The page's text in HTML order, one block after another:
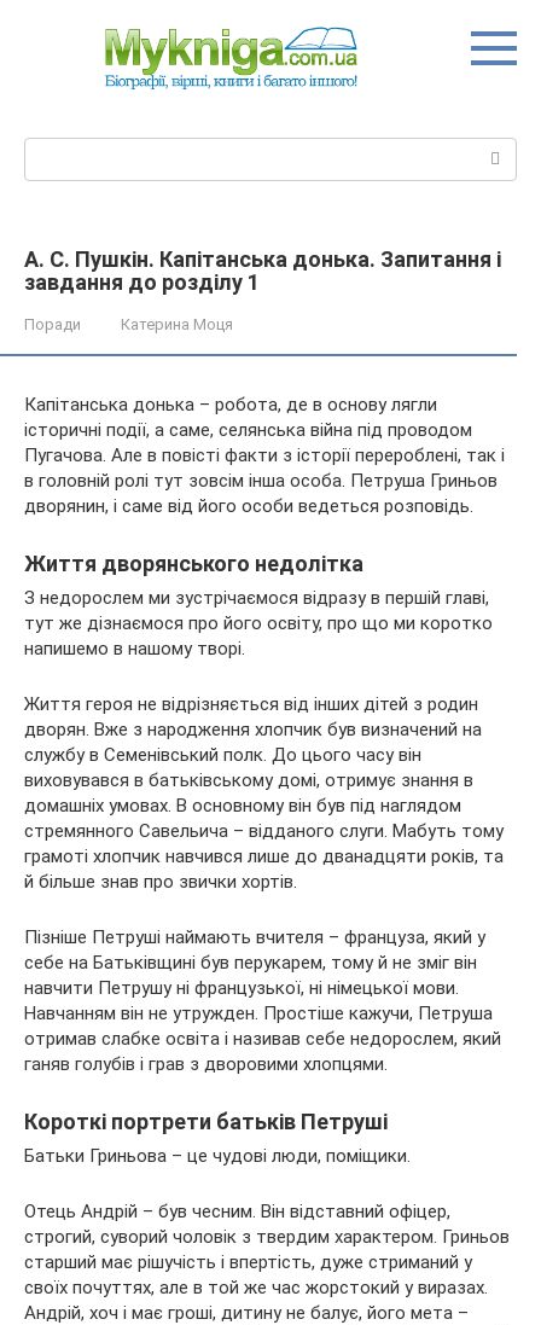
А. С. Пушкін. Капітанська донька. Запитання і
завдання до розділу 1
Поради Катерина Моця
Капітанська донька – робота, де в основу лягли
історичні події, а саме, селянська війна під проводом
Пугачова. Але в повісті факти з історії перероблені, так і
в головній ролі тут зовсім інша особа. Петруша Гриньов
дворянин, і саме від його особи ведеться розповідь.
Життя дворянського недолітка
З недорослем ми зустрічаємося відразу в першій главі,
тут же дізнаємося про його освіту, про що ми коротко
напишемо в нашому творі.
Життя героя не відрізняється від інших дітей з родин
дворян. Вже з народження хлопчик був визначений на
службу в Семенівський полк. До цього часу він
виховувався в батьківському домі, отримує знання в
домашніх умовах. В основному він був під наглядом
стремянного Савельича – відданого слуги. Мабуть тому
грамоті хлопчик навчився лише до дванадцяти років, та
й більше знав про звички хортів.
Пізніше Петруші наймають вчителя – француза, який у
себе на Батьківщині був перукарем, тому й не зміг він
навчити Петрушу ні французької, ні німецької мови.
Навчанням він не утружден. Простіше кажучи, Петруша
отримав слабке освіта і називав себе недорослем, який
ганяв голубів і грав з дворовими хлопцями.
Короткі портрети батьків Петруші
Батьки Гриньова – це чудові люди, поміщики.
Отець Андрій – був чесним. Він відставний офіцер,
строгий, суворий чоловік з твердим характером. Гриньов
старший має рішучість і впертість, дуже стриманий у
своїх почуттях, але в той же час жорстокий у виразах.
Андрій, хоч і має гроші, дитину не балує, його мета –